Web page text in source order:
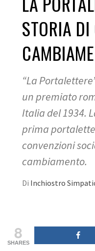
STORIA DI
“La
un premiato
Italia del 1934.
prima
convenzioni
cambiamento.
Di Inchiostro
8
SHARES